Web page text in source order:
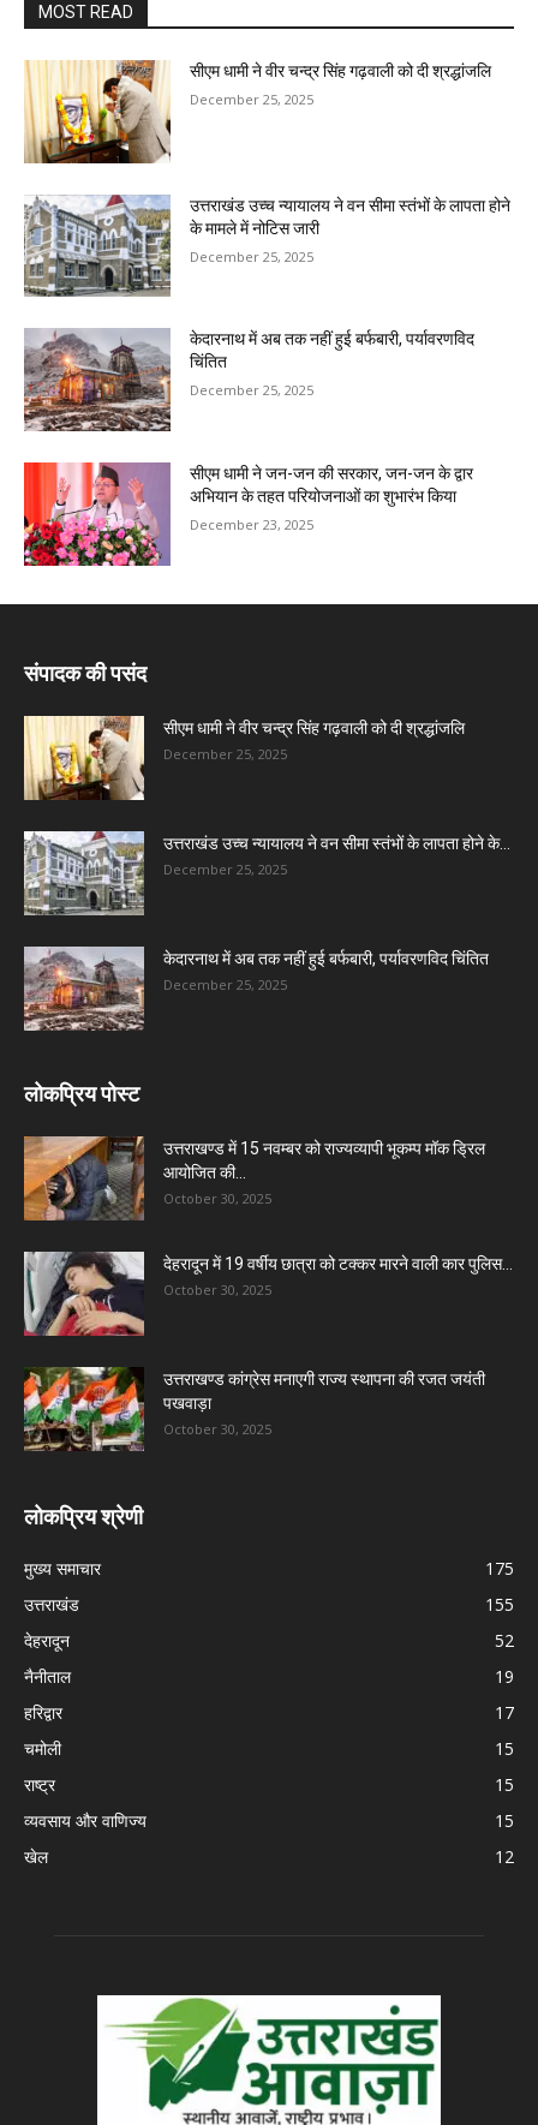
MOST READ
सीएम धामी ने वीर चन्द्र सिंह गढ़वाली को दी श्रद्धांजलि
December 25, 2025
उत्तराखंड उच्च न्यायालय ने वन सीमा स्तंभों के लापता होने
के मामले में नोटिस जारी
December 25, 2025
केदारनाथ में अब तक नहीं हुई बर्फबारी, पर्यावरणविद
चिंतित
December 25, 2025
सीएम धामी ने जन-जन की सरकार, जन-जन के द्वार
अभियान के तहत परियोजनाओं का शुभारंभ किया
December 23, 2025
संपादक की पसंद
सीएम धामी ने वीर चन्द्र सिंह गढ़वाली को दी श्रद्धांजलि
December 25, 2025
उत्तराखंड उच्च न्यायालय ने वन सीमा स्तंभों के लापता होने के...
December 25, 2025
केदारनाथ में अब तक नहीं हुई बर्फबारी, पर्यावरणविद चिंतित
December 25, 2025
लोकप्रिय पोस्ट
उत्तराखण्ड में 15 नवम्बर को राज्यव्यापी भूकम्प मॉक ड्रिल
आयोजित की...
October 30, 2025
देहरादून में 19 वर्षीय छात्रा को टक्कर मारने वाली कार पुलिस...
October 30, 2025
उत्तराखण्ड कांग्रेस मनाएगी राज्य स्थापना की रजत जयंती
पखवाड़ा
October 30, 2025
लोकप्रिय श्रेणी
मुख्य समाचार
175
उत्तराखंड
155
देहरादून
52
नैनीताल
19
हरिद्वार
17
चमोली
15
राष्ट्र
15
व्यवसाय और वाणिज्य
15
खेल
12